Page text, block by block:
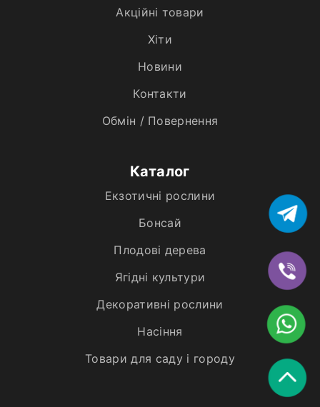
Акційні товари
Хiти
Новини
Контакти
Обмін / Повернення
Каталог
Екзотичні рослини
Бонсай
Плодові дерева
Ягідні культури
Декоративні рослини
Насіння
Товари для саду і городу